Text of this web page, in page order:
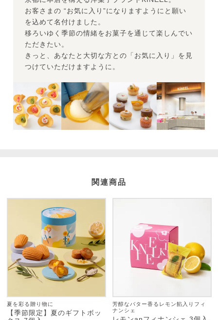
お客さまの “お気に入り”になりますようにと願い
を込めて名付けました。
移ろいゆく季節の情緒をお菓子を通じて楽しんでい
ただきたい。
きっと、あなたと大切な方との「お気に入り」を見
つけていただけますように。
関連商品
夏を彩る贈り物に
【季節限定】夏のギフトボッ
芳醇なバター香るレモン餡入りフィ
ナンシェ